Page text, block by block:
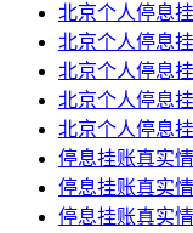
北京个人停息
北京个人停息
北京个人停息
北京个人停息
北京个人停息
停息挂账真实
停息挂账真实
停息挂账真实